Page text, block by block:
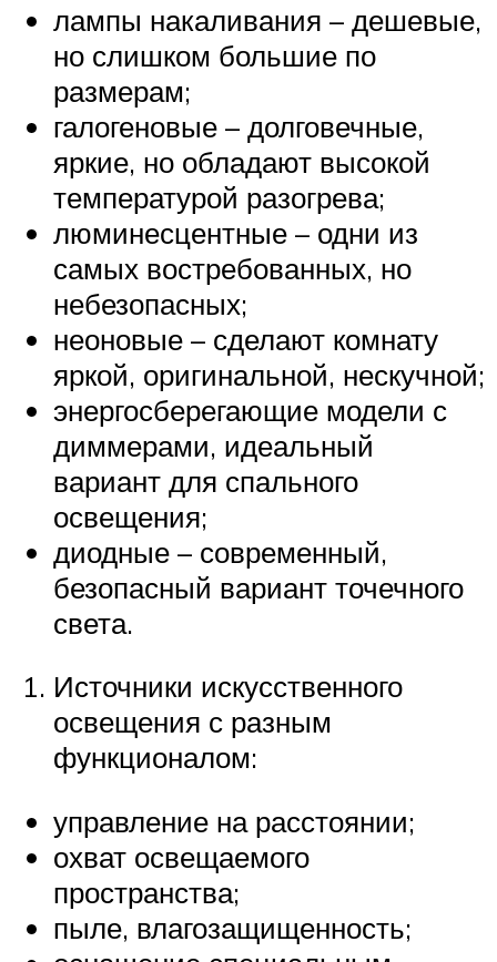
лампы накаливания – дешевые,
но слишком большие по
размерам;
галогеновые – долговечные,
яркие, но обладают высокой
температурой разогрева;
люминесцентные – одни из
самых востребованных, но
небезопасных;
неоновые – сделают комнату
яркой, оригинальной, нескучной;
энергосберегающие модели с
диммерами, идеальный
вариант для спального
освещения;
диодные – современный,
безопасный вариант точечного
света.
Источники искусственного
освещения с разным
функционалом:
управление на расстоянии;
охват освещаемого
пространства;
пыле, влагозащищенность;